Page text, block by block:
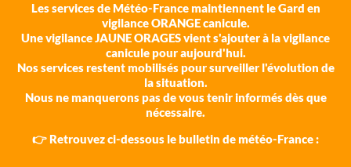
Les services de Météo-France maintiennent le Gard en
vigilance ORANGE canicule.
Une vigilance JAUNE ORAGES vient s'ajouter à la vigilance
canicule pour aujourd'hui.
Nos services restent mobilisés pour surveiller l'évolution de
la situation.
Nous ne manquerons pas de vous tenir informés dès que
nécessaire.
👉 Retrouvez ci-dessous le bulletin de météo-France :